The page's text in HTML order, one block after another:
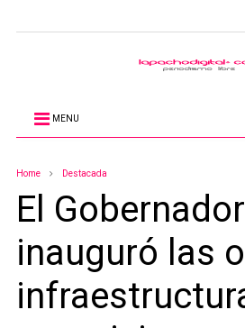
MENU
Home Destacada
El
inauguró las